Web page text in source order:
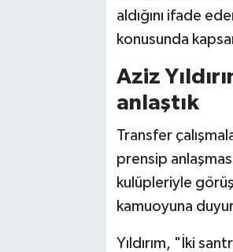
aldığını ifade
konusunda
Aziz
anlaştık
Transfer
prensip
kulüpleriyle
kamuoyuna
Yıldırım, "İki